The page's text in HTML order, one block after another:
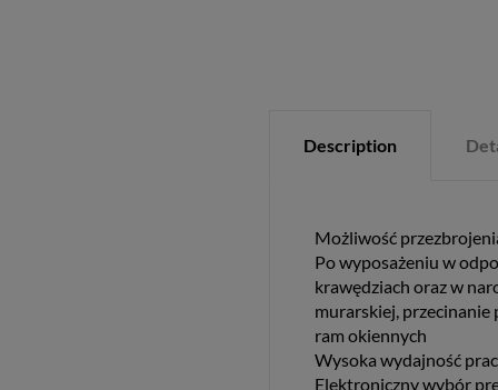
Description
Możliwość
Po wyposażeniu w
krawędziach oraz w
murarskiej, przecinanie
ram okiennych
Wysoka wydajność
Elektroniczny wybór